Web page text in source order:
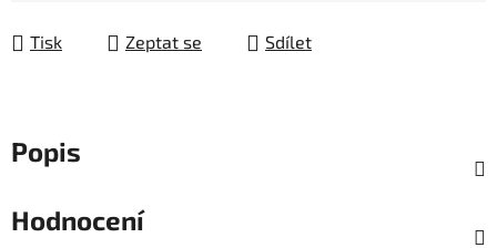
Tisk Zeptat se Sdílet
Popis
Hodnocení